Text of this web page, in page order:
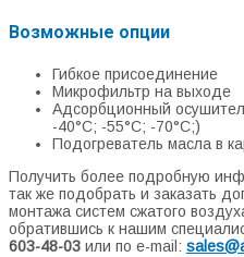
Возможные опции
Гибкое присоединение
Микрофильтр на выходе
Адсорбционный
-40°С; -55°С; -70°С;)
Подогреватель масла в
Получить более подробную
так же подобрать и заказать
монтажа систем сжатого
обратившись к нашим
603-48-03 или по e-mail: